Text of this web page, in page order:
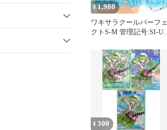
¥1,980
ワキサラクールパーフェ
クトS-M 管理記号:SI-UP-
¥300